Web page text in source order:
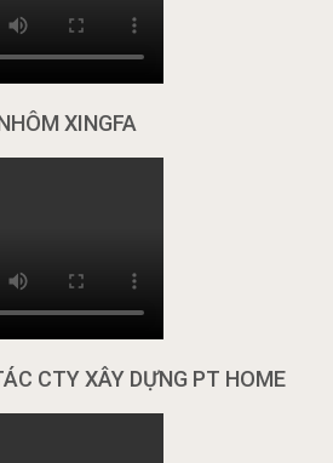
XINGFA
CTY XÂY DỰNG PT HOME